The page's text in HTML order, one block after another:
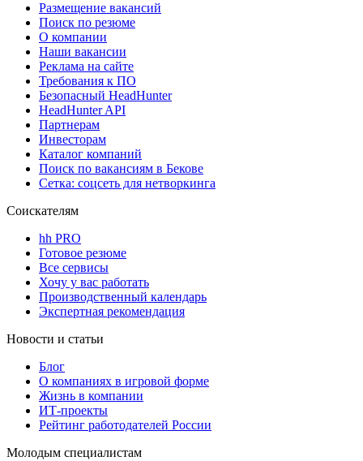
Размещение вакансий
Поиск по резюме
О компании
Наши вакансии
Реклама на сайте
Требования к ПО
Безопасный HeadHunter
HeadHunter API
Партнерам
Инвесторам
Каталог компаний
Поиск по вакансиям в Бекове
Сетка: соцсеть для нетворкинга
Соискателям
hh PRO
Готовое резюме
Все сервисы
Хочу у вас работать
Производственный календарь
Экспертная рекомендация
Новости и статьи
Блог
О компаниях в игровой форме
Жизнь в компании
ИТ-проекты
Рейтинг работодателей России
Молодым специалистам